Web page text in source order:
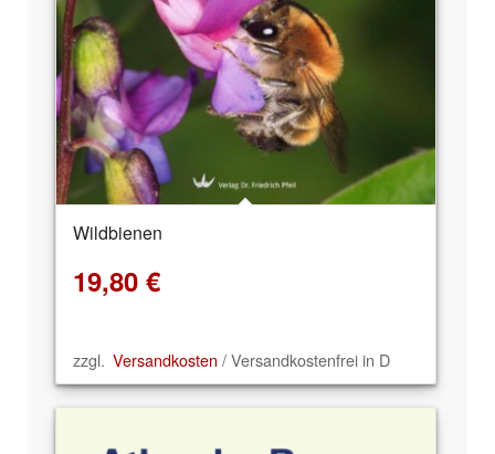
Wildbienen
19,80 €
zzgl. Versandkosten / Versandkostenfrei in D